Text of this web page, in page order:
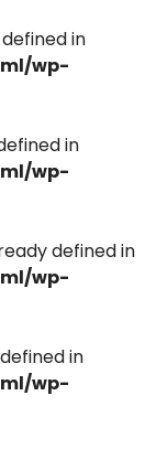
in
wp-
in
wp-
defined in
wp-
in
wp-